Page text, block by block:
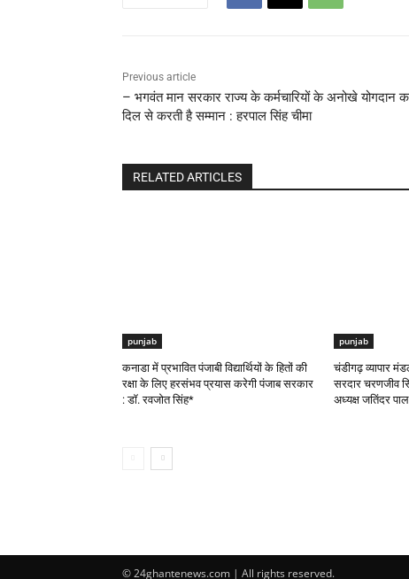
Previous article
– भगवंत मान सरकार राज्य के कर्मचारियों के अनोखे योगदान
दिल से करती है सम्मान : हरपाल सिंह चीमा
RELATED ARTICLES
punjab
कनाडा में प्रभावित पंजाबी विद्यार्थियों के हितों की
रक्षा के लिए हरसंभव प्रयास करेगी पंजाब सरकार
: डॉ. रवजोत सिंह*
punjab
चंडीगढ़ व्यापार
सरदार चरणजीव
अध्यक्ष जतिंदर
© 24ghantenews.com | All rights reserved.